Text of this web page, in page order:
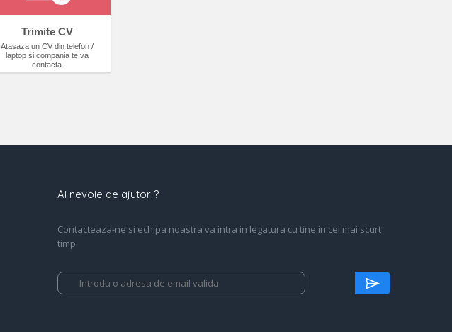
Trimite CV
Atasaza un CV din telefon /
laptop si compania te va
contacta
Ai nevoie de ajutor ?
Contacteaza-ne si echipa noastra va intra in legatura cu tine in cel mai scurt
timp.